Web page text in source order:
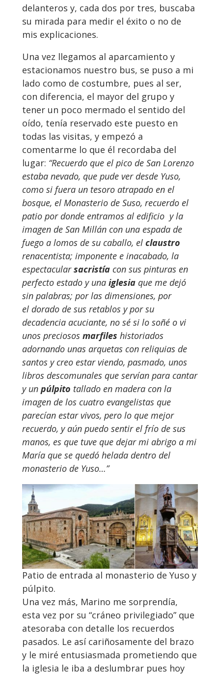
delanteros y, cada dos por tres, buscaba
su mirada para medir el éxito o no de
mis explicaciones.
Una vez llegamos al aparcamiento y
estacionamos nuestro bus, se puso a mi
lado como de costumbre, pues al ser,
con diferencia, el mayor del grupo y
tener un poco mermado el sentido del
oído, tenía reservado este puesto en
todas las visitas, y empezó a
comentarme lo que él recordaba del
lugar: “Recuerdo que el pico de San Lorenzo
estaba nevado, que pude ver desde Yuso,
como si fuera un tesoro atrapado en el
bosque, el Monasterio de Suso, recuerdo el
patio por donde entramos al edificio y la
imagen de San Millán con una espada de
fuego a lomos de su caballo, el claustro
renacentista; imponente e inacabado, la
espectacularsacristíacon sus pinturas en
perfecto estado y una iglesiaque me dejó
sin palabras; por las dimensiones, por
el dorado de sus retablos y por su
decadencia acuciante, no sé si lo soñé o vi
unos preciosos marfiles historiados
adornando unas arquetas con reliquias de
santos y creo estar viendo, pasmado, unos
libros descomunales que servían para cantar
y un púlpito tallado en madera con la
imagen de los cuatro evangelistas que
parecían estar vivos, pero lo que mejor
recuerdo, y aún puedo sentir el frío de sus
manos, es que tuve que dejar mi abrigo a mi
María que se quedó helada dentro del
monasterio de Yuso…”
Patio de entrada al monasterio de Yuso y
púlpito.
Una vez más, Marino me sorprendía,
esta vez por su “cráneo privilegiado” que
atesoraba con detalle los recuerdos
pasados. Le así cariñosamente del brazo
y le miré entusiasmada prometiendo que
la iglesia le iba a deslumbrar pues hoy